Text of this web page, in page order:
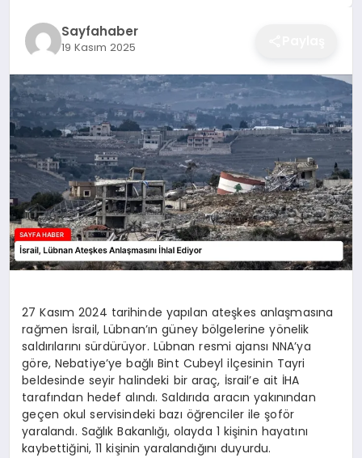
EĞITIM
EKONOMI
SAĞLIK
SPOR
DIĞER
Sayfahaber
19 Kasım 2025
27 Kasım 2024 tarihinde yapılan ateşkes anlaşmasına
rağmen İsrail, Lübnan’ın güney bölgelerine yönelik
saldırılarını sürdürüyor. Lübnan resmi ajansı NNA’ya
göre, Nebatiye’ye bağlı Bint Cubeyl ilçesinin Tayri
beldesinde seyir halindeki bir araç, İsrail’e ait İHA
tarafından hedef alındı. Saldırıda aracın yakınından
geçen okul servisindeki bazı öğrenciler ile şoför
yaralandı. Sağlık Bakanlığı, olayda 1 kişinin hayatını
kaybettiğini, 11 kişinin yaralandığını duyurdu.